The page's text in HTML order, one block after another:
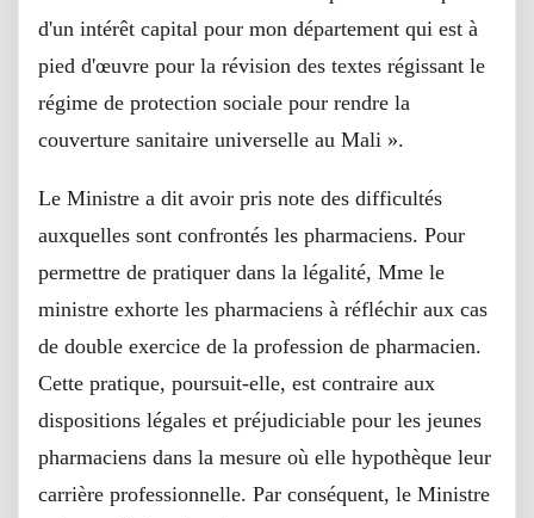
d'un intérêt capital pour mon département qui est à
pied d'œuvre pour la révision des textes régissant le
régime de protection sociale pour rendre la
couverture sanitaire universelle au Mali ».
Le Ministre a dit avoir pris note des difficultés
auxquelles sont confrontés les pharmaciens. Pour
permettre de pratiquer dans la légalité, Mme le
ministre exhorte les pharmaciens à réfléchir aux cas
de double exercice de la profession de pharmacien.
Cette pratique, poursuit-elle, est contraire aux
dispositions légales et préjudiciable pour les jeunes
pharmaciens dans la mesure où elle hypothèque leur
carrière professionnelle. Par conséquent, le Ministre